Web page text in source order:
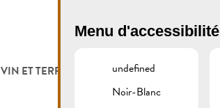
VIN ET TERROIR LOGER ET MANGER
Menu d'accessibilité
undefined
Noir-Blanc